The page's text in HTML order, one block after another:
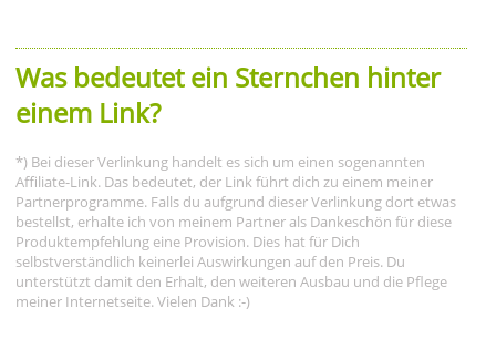
Was bedeutet ein Sternchen hinter
einem Link?
*) Bei dieser Verlinkung handelt es sich um einen sogenannten
Affiliate-Link. Das bedeutet, der Link führt dich zu einem meiner
Partnerprogramme. Falls du aufgrund dieser Verlinkung dort etwas
bestellst, erhalte ich von meinem Partner als Dankeschön für diese
Produktempfehlung eine Provision. Dies hat für Dich
selbstverständlich keinerlei Auswirkungen auf den Preis. Du
unterstützt damit den Erhalt, den weiteren Ausbau und die Pflege
meiner Internetseite. Vielen Dank :-)